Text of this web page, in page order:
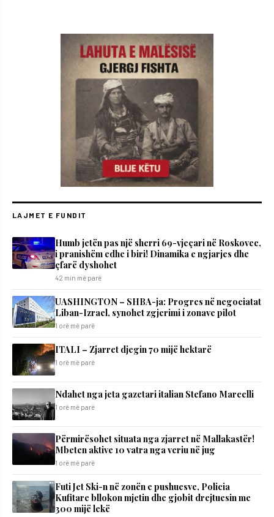
LAJMET E FUNDIT
Humb jetën pas një sherri 69-vjeçari në Roskovec,
i pranishëm edhe i biri! Dinamika e ngjarjes dhe
çfarë dyshohet
42 min më parë
UASHINGTON – SHBA-ja: Progres në negociatat
Liban-Izrael, synohet zgjerimi i zonave pilot
1 orë më parë
ITALI – Zjarret djegin 70 mijë hektarë
1 orë më parë
Ndahet nga jeta gazetari italian Stefano Marcelli
1 orë më parë
Përmirësohet situata nga zjarret në Mallakastër!
Mbeten aktive 10 vatra nga veriu në jug
1 orë më parë
Futi Jet Ski-n në zonën e pushuesve, Policia
Kufitare bllokon mjetin dhe gjobit drejtuesin me
300 mijë lekë